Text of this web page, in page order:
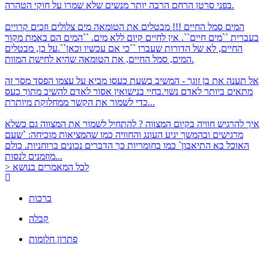
בפני סרטן הרחם הרבה יותר מנשים שלא שמרו על חוקי הטהרה.
המים סמל החיים !!! מבטלים את הטומאה מים צלולים וזכים קרויים
בעברית ``מים חיים``. אין לחיים קיום ללא מים. ``המים הם באמת מקור
החיים, לא של הדורות שעברו ``כי אם עכשיו וכאן``.על כן, מבטלים
המים, סמל החיים, את הטומאה שהיא לחישת המוות.
אל תענה את בן זוגך - המשיב בשעת כעסו מביא על עצמו הפסד מסר זה
מתאים ביותר לאדם נשוי.בחיי בנישואין אסור לאדם להשיב מתוך כעס
כדי לשמור את הקשר ממחלוקת מיותרת...
איך להרגיש חוויה בקיום המצווה ? להתחיל לשמור את המצווה גם כשלא
מרגישים ובהמשך יגיע העונג והחוויה כמו שהמציאות מוכיחה: `שעם
האוכל בא התיאבון` כמו בחומריות כך הדברים נכונים ברוחניות. כולם
מוזמנים לנסות...
> לכל המאמרים בנושא
ברכות
קבלה
פתרון חלומות